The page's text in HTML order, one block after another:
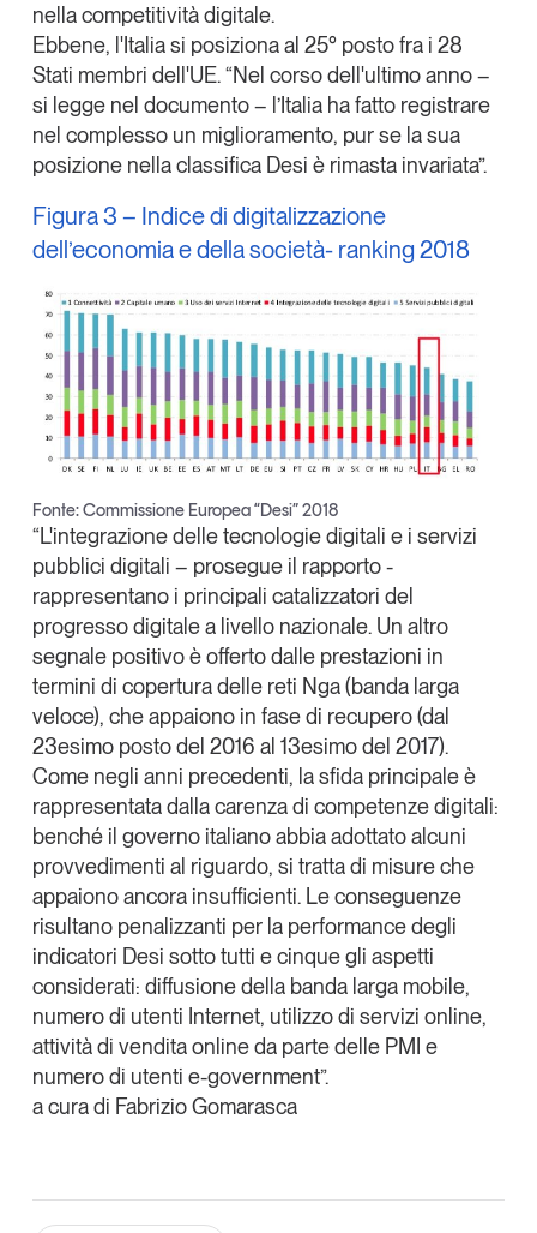
nella competitività digitale.
Ebbene, l'Italia si posiziona al 25° posto fra i 28
Stati membri dell'UE. “Nel corso dell'ultimo anno –
si legge nel documento – l’Italia ha fatto registrare
nel complesso un miglioramento, pur se la sua
posizione nella classifica Desi è rimasta invariata”.
Figura 3 – Indice di digitalizzazione
dell’economia e della società- ranking 2018
Fonte: Commissione Europea “Desi” 2018
“L'integrazione delle tecnologie digitali e i servizi
pubblici digitali – prosegue il rapporto -
rappresentano i principali catalizzatori del
progresso digitale a livello nazionale. Un altro
segnale positivo è offerto dalle prestazioni in
termini di copertura delle reti Nga (banda larga
veloce), che appaiono in fase di recupero (dal
23esimo posto del 2016 al 13esimo del 2017).
Come negli anni precedenti, la sfida principale è
rappresentata dalla carenza di competenze digitali:
benché il governo italiano abbia adottato alcuni
provvedimenti al riguardo, si tratta di misure che
appaiono ancora insufficienti. Le conseguenze
risultano penalizzanti per la performance degli
indicatori Desi sotto tutti e cinque gli aspetti
considerati: diffusione della banda larga mobile,
numero di utenti Internet, utilizzo di servizi online,
attività di vendita online da parte delle PMI e
numero di utenti e-government”.
a cura di Fabrizio Gomarasca